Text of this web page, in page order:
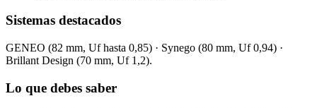
Sistemas destacados
GENEO (82 mm, Uf hasta 0,85) · Synego (80 mm, Uf 0,94) ·
Brillant Design (70 mm, Uf 1,2).
Lo que debes saber